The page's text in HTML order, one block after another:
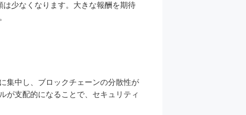
少なくなります。大きな報酬を期待
集中し、ブロックチェーンの分散性が
が支配的になることで、セキュリティ